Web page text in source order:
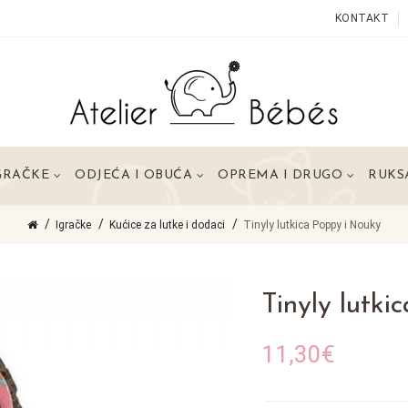
KONTAKT
ODJEĆA I OBUĆA OPREMA I DRUGO
Igračke Kućice za lutke i dodaci Tinyly lutkica Poppy i Nouky
Tinyly
11,30€